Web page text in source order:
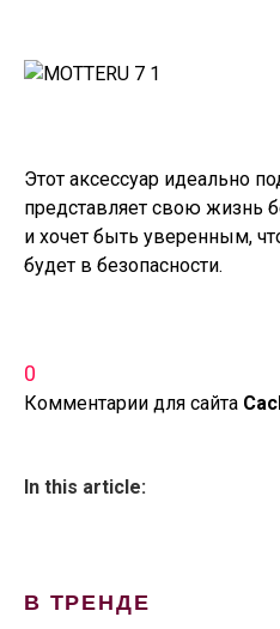
Этот аксессуар идеально
представляет свою жизнь
и хочет быть уверенным,
будет в безопасности.
0
Комментарии для сайта
In this article:
В ТРЕНДЕ